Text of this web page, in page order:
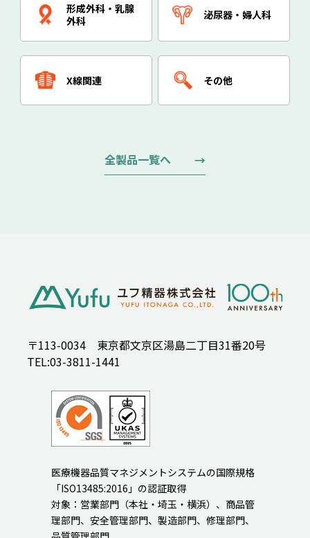
形成外科・乳腺
外科
泌尿器・婦人科
X線関連 その他
全製品一覧へ
〒113-0034 東京都文京区湯島二丁目31番20号
TEL:03-3811-1441
医療機器品質マネジメントシステムの国際規格
「ISO13485:2016」の認証取得
対象：営業部門（本社・埼玉・横浜）、商品管
理部門、安全管理部門、製造部門、修理部門、